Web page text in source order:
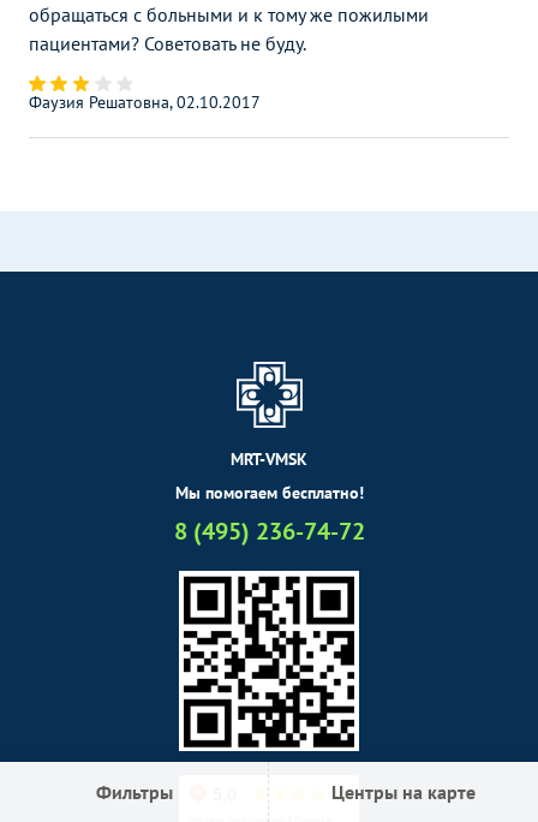
Фильтры Центры на карте
обращаться с больными и к тому же пожилыми
пациентами? Советовать не буду.
Фаузия Решатовна, 02.10.2017
MRT-VMSK
Мы помогаем бесплатно!
8 (495) 236-74-72